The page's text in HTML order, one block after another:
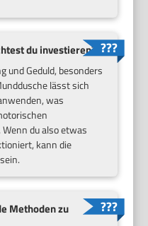
du investieren?
und Geduld, besonders
lässt sich
was
du also etwas
kann die
Methoden zu